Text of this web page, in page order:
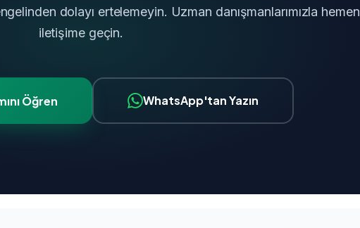
dolayı ertelemeyin. Uzman danışmanlarımızla hemen
iletişime geçin.
Öğren WhatsApp'tan Yazın